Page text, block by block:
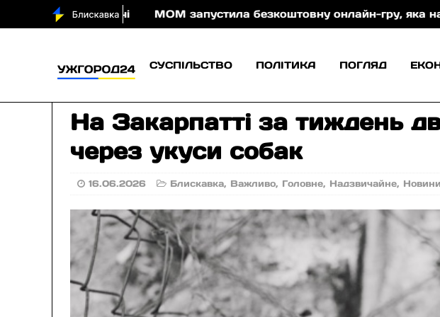
води вночі МОМ запустила безкоштовну онлайн-гру, яка навчає
СУСПІЛЬСТВО ПОЛІТИКА ПОГЛЯД
На Закарпатті за тиждень
через укуси собак
16.06.2026 Блискавка, Важливо, Головне, Надзвичайне,